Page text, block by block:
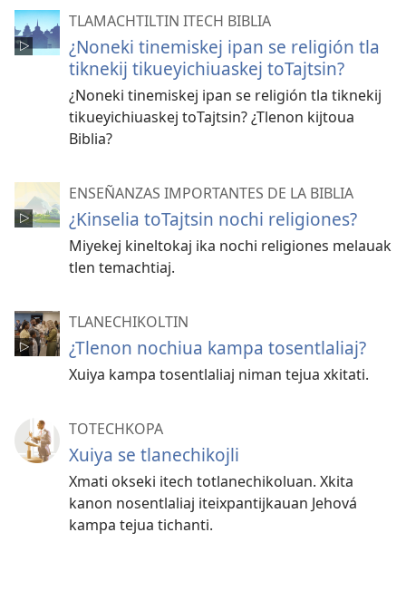
TLAMACHTILTIN ITECH BIBLIA
¿Noneki tinemiskej ipan se religión tla
tiknekij tikueyichiuaskej toTajtsin?
¿Noneki tinemiskej ipan se religión tla tiknekij
tikueyichiuaskej toTajtsin? ¿Tlenon kijtoua
Biblia?
ENSEÑANZAS IMPORTANTES DE LA BIBLIA
¿Kinselia toTajtsin nochi religiones?
Miyekej kineltokaj ika nochi religiones melauak
tlen temachtiaj.
TLANECHIKOLTIN
¿Tlenon nochiua kampa tosentlaliaj?
Xuiya kampa tosentlaliaj niman tejua xkitati.
TOTECHKOPA
Xuiya se tlanechikojli
Xmati okseki itech totlanechikoluan. Xkita
kanon nosentlaliaj iteixpantijkauan Jehová
kampa tejua tichanti.